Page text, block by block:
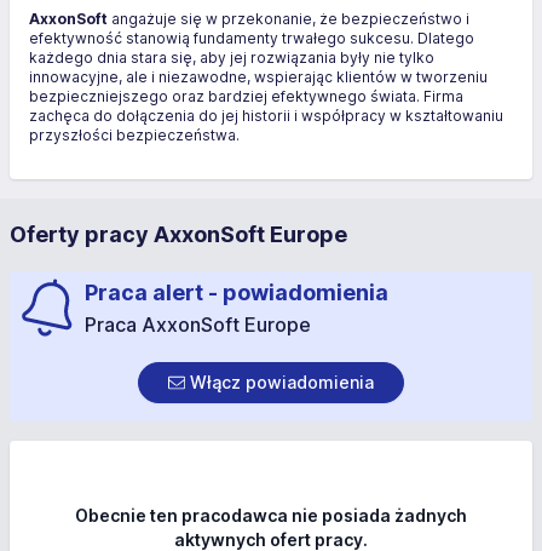
AxxonSoft angażuje się w przekonanie, że bezpieczeństwo i
efektywność stanowią fundamenty trwałego sukcesu. Dlatego
każdego dnia stara się, aby jej rozwiązania były nie tylko
innowacyjne, ale i niezawodne, wspierając klientów w tworzeniu
bezpieczniejszego oraz bardziej efektywnego świata. Firma
zachęca do dołączenia do jej historii i współpracy w kształtowaniu
przyszłości bezpieczeństwa.
Oferty pracy AxxonSoft Europe
Praca alert - powiadomienia
Praca AxxonSoft Europe
Włącz powiadomienia
Obecnie ten pracodawca nie posiada żadnych
aktywnych ofert pracy.